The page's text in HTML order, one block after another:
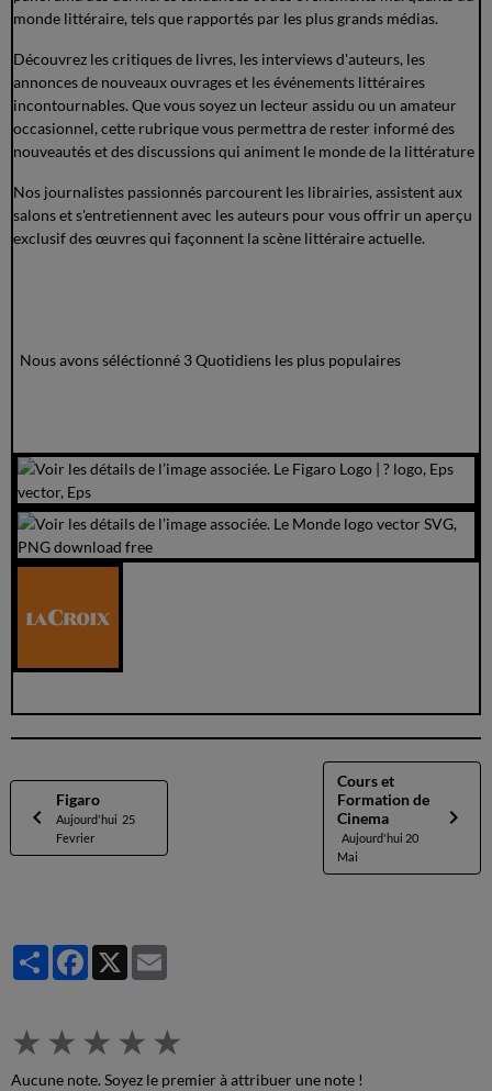
monde littéraire, tels que rapportés par les plus grands médias.
Découvrez les critiques de livres, les interviews d'auteurs, les
annonces de nouveaux ouvrages et les événements littéraires
incontournables. Que vous soyez un lecteur assidu ou un amateur
occasionnel, cette rubrique vous permettra de rester informé des
nouveautés et des discussions qui animent le monde de la littérature
Nos journalistes passionnés parcourent les librairies, assistent aux
salons et s'entretiennent avec les auteurs pour vous offrir un aperçu
exclusif des œuvres qui façonnent la scène littéraire actuelle.
Nous avons séléctionné 3 Quotidiens les plus populaires
Figaro
Aujourd'hui 25
Fevrier
Cours et
Formation de
Cinema
Aujourd'hui 20
Mai
PartagerFacebook
X
★ ★ ★ ★ ★
Aucune note. Soyez le premier à attribuer une note !